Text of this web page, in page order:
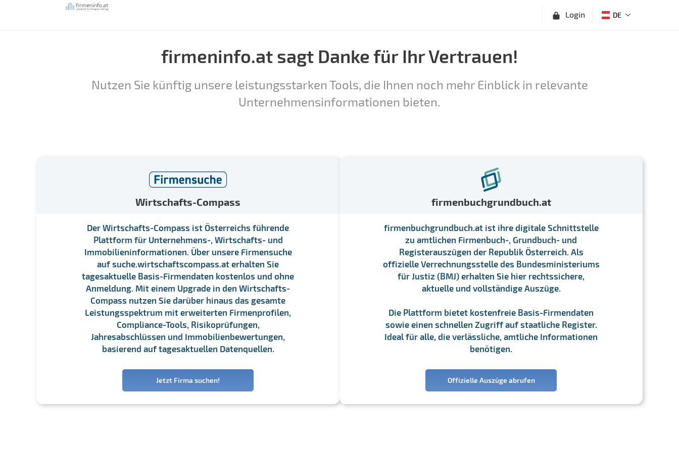
Login DE
firmeninfo.at sagt Danke für Ihr Vertrauen!
Nutzen Sie künftig unsere leistungsstarken Tools, die Ihnen noch mehr Einblick in relevante
Unternehmensinformationen bieten.
Wirtschafts-Compass
Der Wirtschafts-Compass ist Österreichs führende
Plattform für Unternehmens-, Wirtschafts- und
Immobilieninformationen. Über unsere Firmensuche
auf suche.wirtschaftscompass.at erhalten Sie
tagesaktuelle Basis-Firmendaten kostenlos und ohne
Anmeldung. Mit einem Upgrade in den Wirtschafts-
Compass nutzen Sie darüber hinaus das gesamte
Leistungsspektrum mit erweiterten Firmenprofilen,
Compliance-Tools, Risikoprüfungen,
Jahresabschlüssen und Immobilienbewertungen,
basierend auf tagesaktuellen Datenquellen.
Jetzt Firma suchen!
firmenbuchgrundbuch.at
firmenbuchgrundbuch.at ist ihre digitale Schnittstelle
zu amtlichen Firmenbuch-, Grundbuch- und
Registerauszügen der Republik Österreich. Als
offizielle Verrechnungsstelle des Bundesministeriums
für Justiz (BMJ) erhalten Sie hier rechtssichere,
aktuelle und vollständige Auszüge.
Die Plattform bietet kostenfreie Basis-Firmendaten
sowie einen schnellen Zugriff auf staatliche Register.
Ideal für alle, die verlässliche, amtliche Informationen
benötigen.
Offizielle Auszüge abrufen